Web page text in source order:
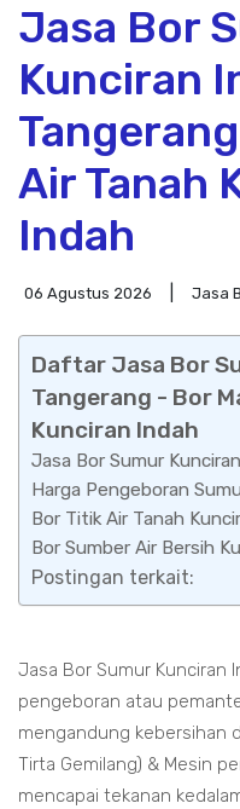
Jasa Bor
Kunciran
Air Tanah
Indah
06 Agustus 2026 Jasa
Daftar Jasa Bor
Tangerang - Bor
Kunciran Indah
Jasa Bor Sumur
Harga Pengeboran
Bor Titik Air Tanah
Bor Sumber Air Bersih
Postingan terkait:
Jasa Bor Sumur Kunciran
pengeboran atau
mengandung kebersihan
Tirta Gemilang) & Mesin
mencapai tekanan